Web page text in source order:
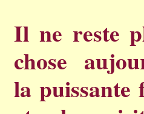
Il ne reste
chose
la puissante